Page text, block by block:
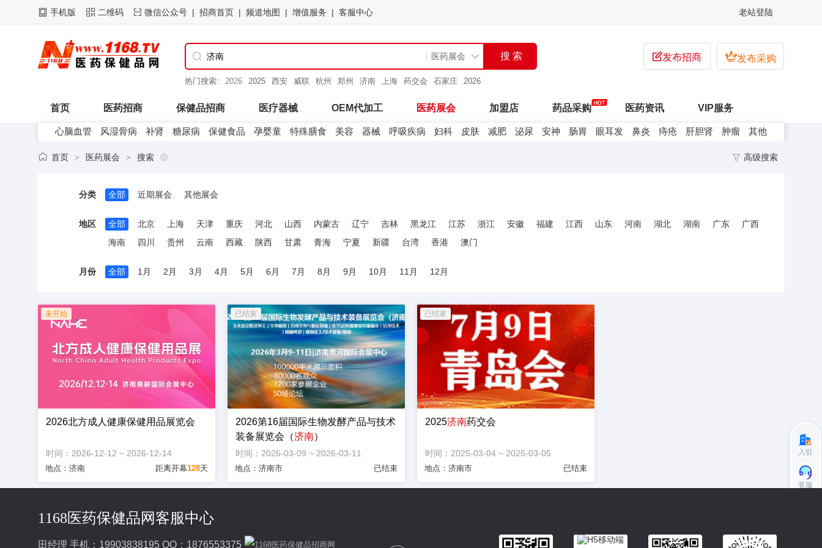
老站登陆
手机版 二维码  微信公众号 招商首页 频道地图 增值服务 客服中心
热门搜索: 2025 西安 威联 杭州 郑州 济南 上海 药交会 石家庄 2026
发布采购
发布招商
首页 医药招商 保健品招商 医疗器械 OEM代加工 医药展会 加盟店 药品采购 医药资讯 VIP服务
医药企业
心脑血管 风湿骨病 补肾 糖尿病 保健食品 孕婴童 特殊膳食 美容 器械 呼吸疾病 妇科 皮肤 减肥 泌尿 安神 肠胃 眼耳发 鼻炎 痔疮 肝胆肾 肿瘤 其他
高级搜索
首页 > 医药展会 > 搜索
分类 全部 近期展会 其他展会
地区 全部 北京 上海 天津 重庆 河北 山西 内蒙古 辽宁 吉林 黑龙江 江苏 浙江 安徽 福建 江西 山东 河南 湖北 湖南 广东
广西
海南
四川 贵州 云南 西藏 陕西 甘肃 青海 宁夏 新疆 台湾 香港 澳门
月份 全部 1月 2月 3月 4月 5月 6月 7月 8月 9月 10月 11月 12月
2026北方成人健康保健用品展览会
时间：2026-12-12 ~ 2026-12-14
地点：济南 距离开幕128天
2026第16届国际生物发酵产品与技术
装备展览会（济南）
时间：2026-03-09 ~ 2026-03-11
地点：济南市 已结束
2025济南药交会
时间：2025-03-04 ~ 2025-03-05
地点：济南市 已结束
1168医药保健品网客服中心
田经理 手机：19903838195 QQ：1876553375
入驻
客服